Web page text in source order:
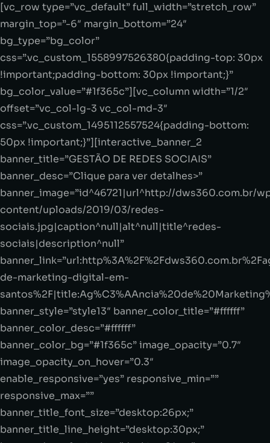
[vc_row type=”vc_default” full_width=”stretch_row”
margin_top=”-6″ margin_bottom=”24″
bg_type=”bg_color”
css=”.vc_custom_1558997526380{padding-top: 30px
!important;padding-bottom: 30px !important;}”
bg_color_value=”#1f365c”][vc_column width=”1/2″
offset=”vc_col-lg-3 vc_col-md-3″
css=”.vc_custom_1495112557524{padding-bottom:
50px !important;}”][interactive_banner_2
banner_title=”GESTÃO DE REDES SOCIAIS”
banner_desc=”Clique para ver detalhes>”
banner_image=”id^46721|url^http://dws360.com.br/
content/uploads/2019/03/redes-
sociais.jpg|caption^null|alt^null|title^redes-
sociais|description^null”
de-marketing-digital-em-
banner_style=”style13″ banner_color_title=”#ffffff”
banner_color_desc=”#ffffff”
banner_color_bg=”#1f365c” image_opacity=”0.7″
image_opacity_on_hover=”0.3″
enable_responsive=”yes” responsive_min=””
responsive_max=””
banner_title_font_size=”desktop:26px;”
banner_title_line_height=”desktop:30px;”